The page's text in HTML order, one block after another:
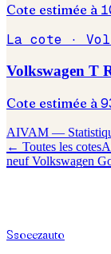
Cote estimée à
La cote ·
Volkswagen T
Cote estimée à
AIVAM —
← Toutes les cotes
neufVolkswagen
Ssoeezauto